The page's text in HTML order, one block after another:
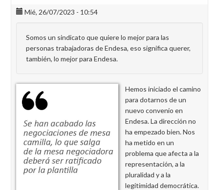
Mié, 26/07/2023 - 10:54
Somos un sindicato que quiere lo mejor para las
personas trabajadoras de Endesa, eso significa querer,
también, lo mejor para Endesa.
Hemos iniciado el camino
para dotarnos de un
nuevo convenio en
Endesa. La dirección no
ha empezado bien. Nos
ha metido en un
problema que afecta a la
representación, a la
pluralidad y a la
legitimidad democrática.